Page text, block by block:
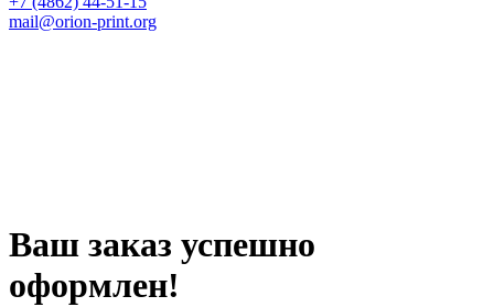
mail@orion-print.org
Ваш заказ успешно
оформлен!